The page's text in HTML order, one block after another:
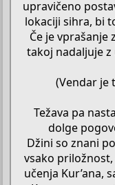
upravičeno
lokaciji sihra, bi
Če je vprašanje
takoj nadaljuje z
(Vendar je
Težava pa
dolge
Džini so znani
vsako
učenja Kur’ana,